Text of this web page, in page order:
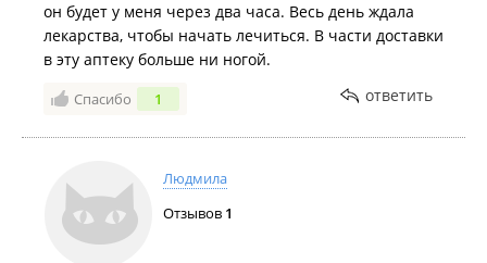
он будет у меня через два часа. Весь день ждала
лекарства, чтобы начать лечиться. В части доставки
в эту аптеку больше ни ногой.
Спасибо 1 ответить
Людмила
Отзывов 1